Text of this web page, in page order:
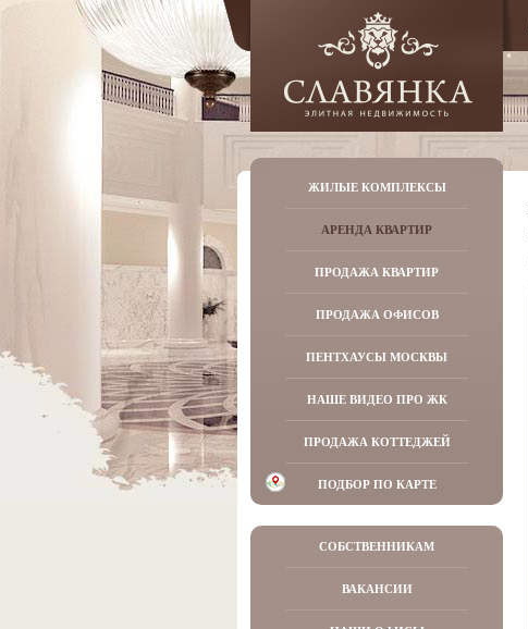
ЖИЛЫЕ КОМПЛЕКСЫ
АРЕНДА КВАРТИР
ПРОДАЖА КВАРТИР
ПРОДАЖА ОФИСОВ
ПЕНТХАУСЫ МОСКВЫ
НАШЕ ВИДЕО ПРО ЖК
ПРОДАЖА КОТТЕДЖЕЙ
ПОДБОР ПО КАРТЕ
СОБСТВЕННИКАМ
ВАКАНСИИ